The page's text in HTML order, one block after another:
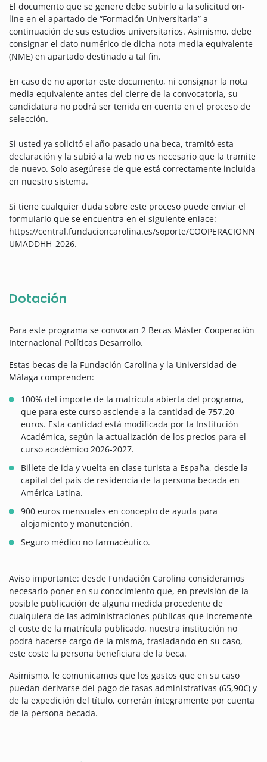
El documento que se genere debe subirlo a la solicitud on-
line en el apartado de “Formación Universitaria” a
continuación de sus estudios universitarios. Asimismo, debe
consignar el dato numérico de dicha nota media equivalente
(NME) en apartado destinado a tal fin.
En caso de no aportar este documento, ni consignar la nota
media equivalente antes del cierre de la convocatoria, su
candidatura no podrá ser tenida en cuenta en el proceso de
selección.
Si usted ya solicitó el año pasado una beca, tramitó esta
declaración y la subió a la web no es necesario que la tramite
de nuevo. Solo asegúrese de que está correctamente incluida
en nuestro sistema.
Si tiene cualquier duda sobre este proceso puede enviar el
formulario que se encuentra en el siguiente enlace:
https://central.fundacioncarolina.es/soporte/COOPERACIONN
UMADDHH_2026.
Dotación
Para este programa se convocan 2 Becas Máster Cooperación
Internacional Políticas Desarrollo.
Estas becas de la Fundación Carolina y la Universidad de
Málaga comprenden:
100% del importe de la matrícula abierta del programa,
que para este curso asciende a la cantidad de 757.20
euros. Esta cantidad está modificada por la Institución
Académica, según la actualización de los precios para el
curso académico 2026-2027.
Billete de ida y vuelta en clase turista a España, desde la
capital del país de residencia de la persona becada en
América Latina.
900 euros mensuales en concepto de ayuda para
alojamiento y manutención.
Seguro médico no farmacéutico.
Aviso importante: desde Fundación Carolina consideramos
necesario poner en su conocimiento que, en previsión de la
posible publicación de alguna medida procedente de
cualquiera de las administraciones públicas que incremente
el coste de la matrícula publicado, nuestra institución no
podrá hacerse cargo de la misma, trasladando en su caso,
este coste la persona beneficiara de la beca.
Asimismo, le comunicamos que los gastos que en su caso
puedan derivarse del pago de tasas administrativas (65,90€) y
de la expedición del título, correrán íntegramente por cuenta
de la persona becada.